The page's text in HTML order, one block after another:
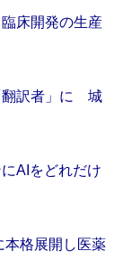
床開発の生産
翻訳者」に 城
AIをどれだけ
本格展開し医薬